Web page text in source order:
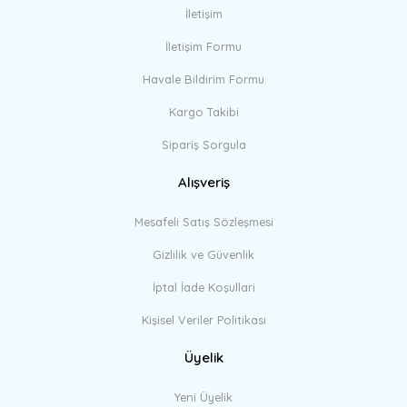
İletişim
İletişim Formu
Havale Bildirim Formu
Kargo Takibi
Sipariş Sorgula
Alışveriş
Mesafeli Satış Sözleşmesi
Gizlilik ve Güvenlik
İptal İade Koşullari
Kişisel Veriler Politikası
Üyelik
Yeni Üyelik